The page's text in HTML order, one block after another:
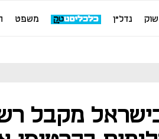
שוק נדל"ן משפט
מקבל